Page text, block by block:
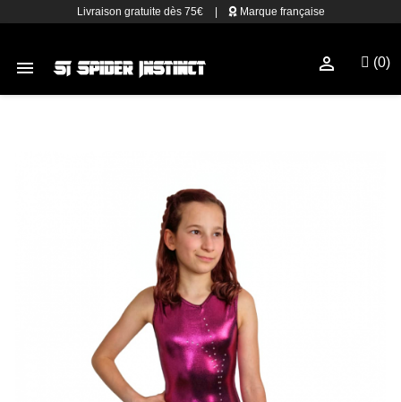
Livraison gratuite dès 75€ Marque française
 (0)
